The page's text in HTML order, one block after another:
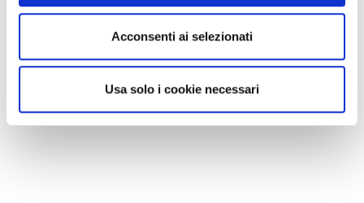
Acconsenti ai selezionati
Usa solo i cookie necessari